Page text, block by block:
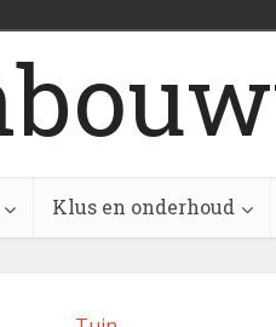
Klus en onderhoud